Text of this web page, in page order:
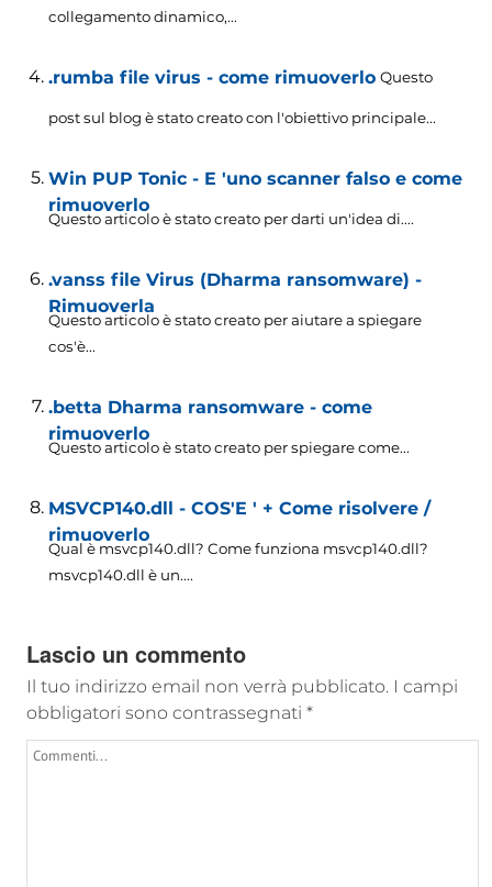
collegamento dinamico,...
.rumba file virus - come rimuoverlo Questo
post sul blog è stato creato con l'obiettivo principale...
Win PUP Tonic - E 'uno scanner falso e come
rimuoverlo
Questo articolo è stato creato per darti un'idea di....
.vanss file Virus (Dharma ransomware) -
Rimuoverla
Questo articolo è stato creato per aiutare a spiegare
cos'è...
.betta Dharma ransomware - come
rimuoverlo
Questo articolo è stato creato per spiegare come...
MSVCP140.dll - COS'E ' + Come risolvere /
rimuoverlo
Qual è msvcp140.dll? Come funziona msvcp140.dll?
msvcp140.dll è un....
Lascio un commento
Il tuo indirizzo email non verrà pubblicato. I campi
obbligatori sono contrassegnati *